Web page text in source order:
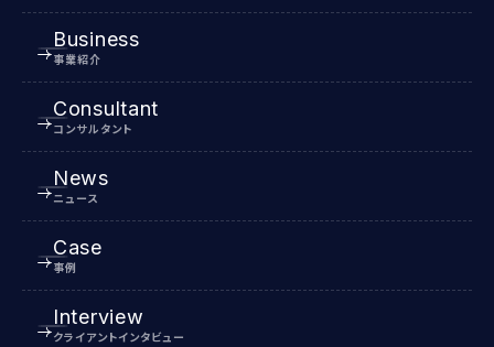
Business
事業紹介
Consultant
コンサルタント
News
ニュース
Case
事例
Interview
クライアントインタビュー